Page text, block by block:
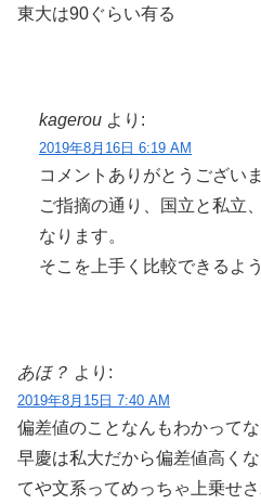
東大は90ぐらい有る
kagerou より:
2019年8月16日 6:19 AM
コメントありがとうございま
ご指摘の通り、国立と私立
なります。
そこを上手く比較できるよ
あほ？ より:
2019年8月15日 7:40 AM
偏差値のことなんもわかって
早慶は私大だから偏差値高く
てや文系ってめっちゃ上乗せ